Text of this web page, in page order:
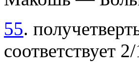
55.
соответствует